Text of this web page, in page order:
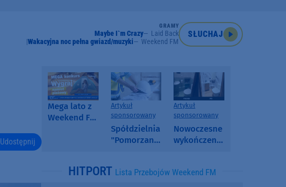
GRAMY
Maybe I`m Crazy
Laid Back
Wakacyjna noc pełna gwiazd/muzyki
Weekend FM
SŁUCHAJ
Udostępnij
Mega lato z
Weekend FM
Artykuł
sponsorowany
Spółdzielnia
"Pomorzanka"
informuje o
Artykuł
sponsorowany
Nowoczesne
wykończenia
SPC, WPC i
HITPORT Lista Przebojów Weekend FM